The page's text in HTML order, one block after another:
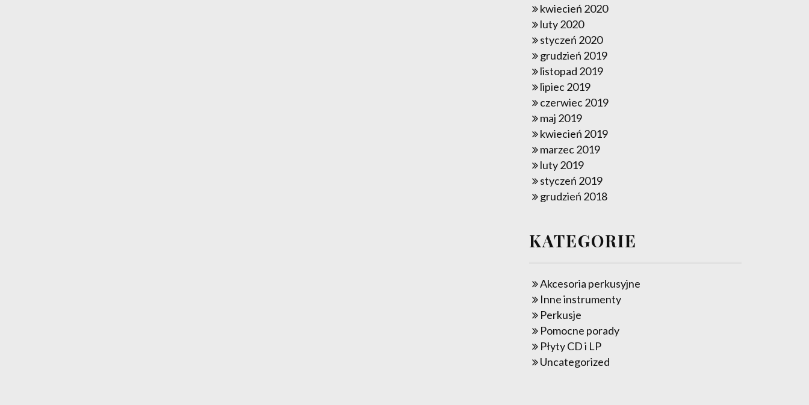
kwiecień 2020
luty 2020
styczeń 2020
grudzień 2019
listopad 2019
lipiec 2019
czerwiec 2019
maj 2019
kwiecień 2019
marzec 2019
luty 2019
styczeń 2019
grudzień 2018
KATEGORIE
Akcesoria perkusyjne
Inne instrumenty
Perkusje
Pomocne porady
Płyty CD i LP
Uncategorized